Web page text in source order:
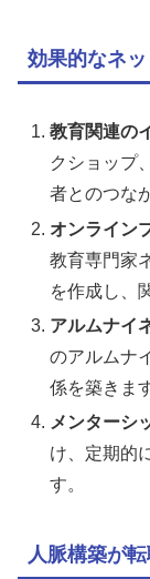
効果的なネ
教育関連の
クショップ
者とのつな
オンライン
教育専門家
を作成し、
アルムナイ
のアルムナ
係を築きま
メンターシ
け、定期的
す。
人脈構築が